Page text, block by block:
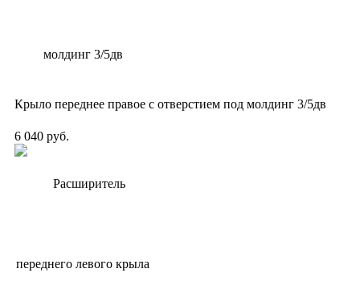
Крыло переднее правое с отверстием под молдинг 3/5дв
6 040 руб.